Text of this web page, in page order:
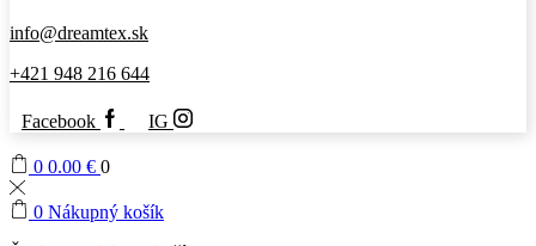
info@dreamtex.sk
+421 948 216 644
Facebook IG
0 0.00 € 0
0 Nákupný košík